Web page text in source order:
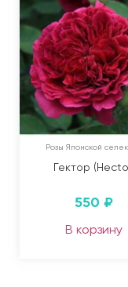
Розы Японской
Гектор
550 ₽
В корзину